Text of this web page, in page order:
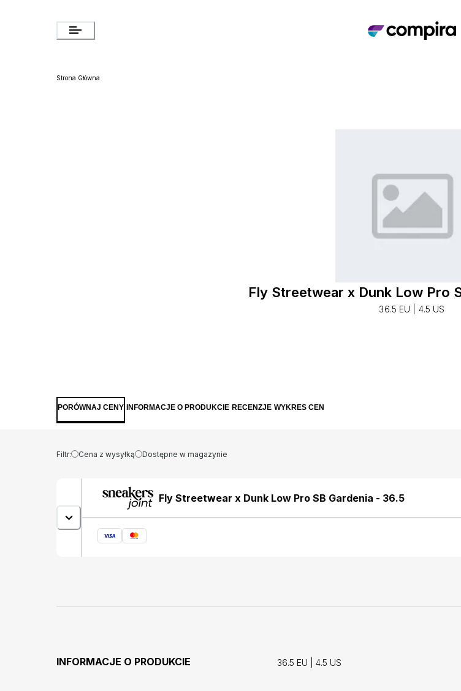
Strona Główna
Fly Streetwear x Dunk Low Pro
36.5 EU | 4.5 US
PORÓWNAJ CENY INFORMACJE O PRODUKCIE RECENZJE WYKRES CEN
Filtr: Cena z wysyłką Dostępne w magazynie
Fly Streetwear x Dunk Low Pro SB Gardenia - 36.5
INFORMACJE O PRODUKCIE 36.5 EU | 4.5 US